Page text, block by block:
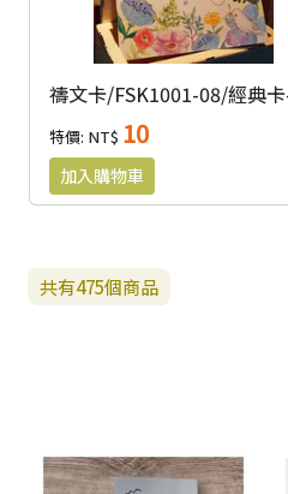
特價: NT$ 10
共有475個商品